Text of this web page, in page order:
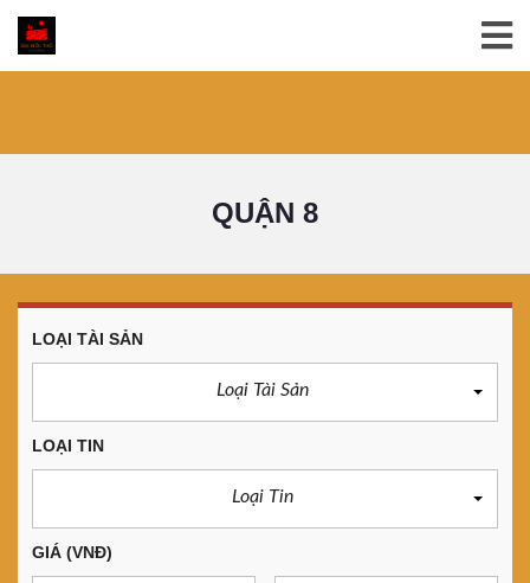
QUẬN 8
LOẠI TÀI SẢN
Loại Tài Sản
LOẠI TIN
Loại Tin
GIÁ (VNĐ)